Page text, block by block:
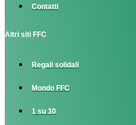
Contatti
Altri siti FFC
Regali solidali
Mondo FFC
1 su 30